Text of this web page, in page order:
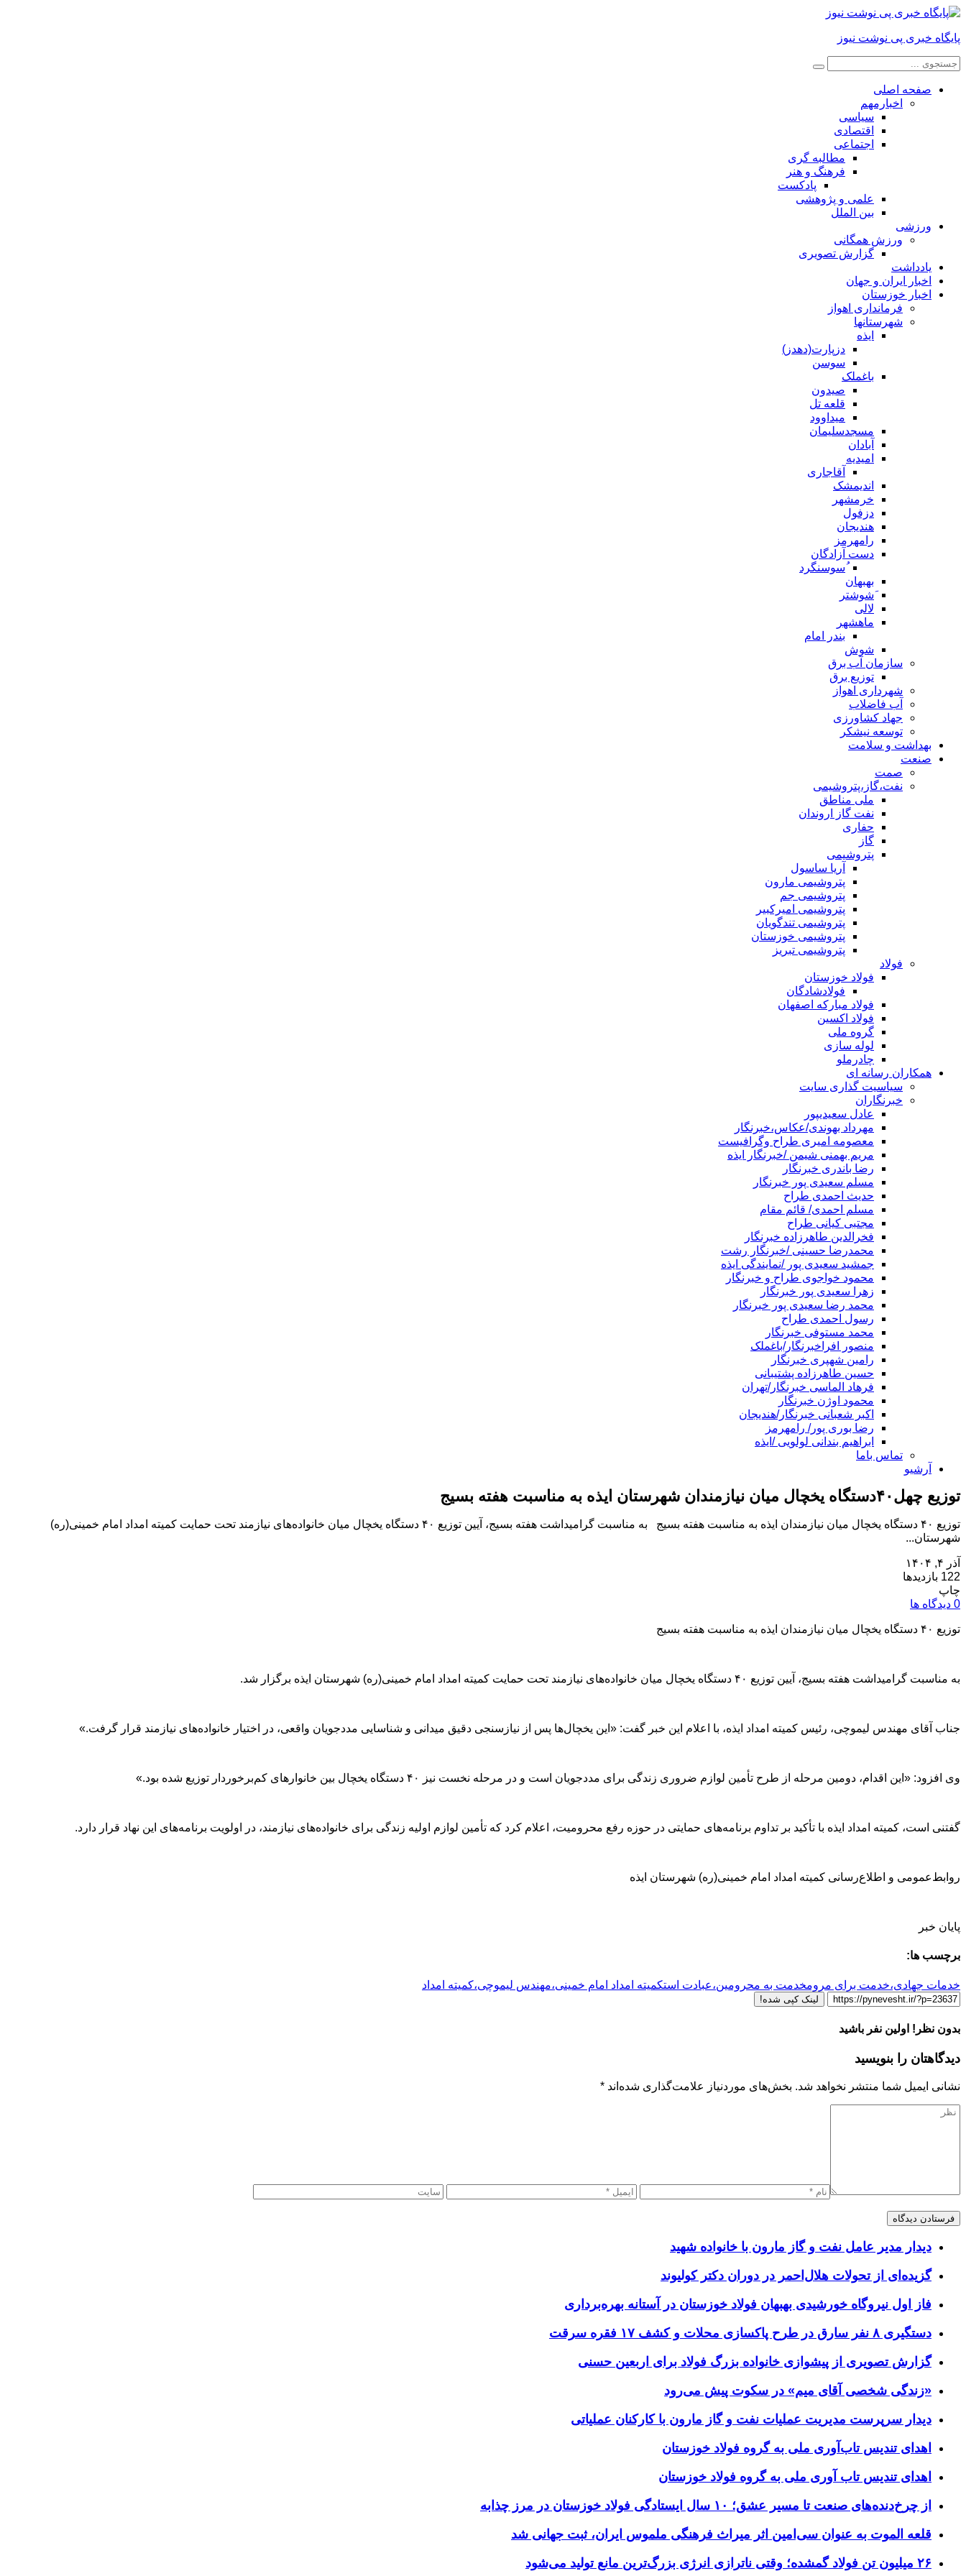
پایگاه خبری پی نوشت نیوز
صفحه اصلی
اخبارمهم
سیاسی
اقتصادی
اجتماعی
مطالبه گری
فرهنگ و هنر
پادکست
علمی و پژوهشی
بین الملل
ورزشی
ورزش همگانی
گزارش تصویری
یادداشت
اخبار ایران و جهان
اخبار خوزستان
فرمانداری اهواز
شهرستانها
ایذه
دزپارت(دهدز)
سوسن
باغملک
صیدون
قلعه تل
میداوود
مسجدسلیمان
آبادان
امیدیه
آقاجاری
اندیمشک
خرمشهر
دزفول
هندیجان
رامهرمز
دست آزادگان
ُسوسنگرد
بهبهان
َشوشتر
لالی
ماهشهر
بندر امام
شوش
سازمان آب برق
توزیع برق
شهرداری اهواز
آب فاضلاب
جهاد کشاورزی
توسعه نیشکر
بهداشت و سلامت
صنعت
صمت
نفت،گاز،پتروشیمی
ملی مناطق
نفت گاز اروندان
حفاری
گاز
پتروشیمی
آریا ساسول
پتروشیمی مارون
پتروشیمی جم
پتروشیمی امیرکبیر
پتروشیمی تندگویان
پتروشیمی خوزستان
پتروشیمی تبریز
فولاد
فولاد خوزستان
فولادشادگان
فولاد مبارکه اصفهان
فولاد اکسین
گروه ملی
لوله سازی
چادرملو
همکاران رسانه ای
سیاسیت گذاری سایت
خبرنگاران
عادل سعیدیپور
مهرداد بهوندی/عکاس،خبرنگار
معصومه امیری طراح وگرافیست
مریم بهمنی شیمن /خبرنگار ایذه
رضا باندری خبرنگار
مسلم سعیدی پور خبرنگار
حدیث احمدی طراح
مسلم احمدی/ قائم مقام
مجتبی کیانی طراح
فخرالدین طاهرزاده خبرنگار
محمدرضا حسینی /خبرنگار رشت
جمشید سعیدی پور /نمایندگی ایذه
محمود خواجوی طراح و خبرنگار
زهرا سعیدی پور خبرنگار
محمد رضا سعیدی پور خبرنگار
رسول احمدی طراح
محمد مستوفی خبرنگار
منصور افراخبرنگار/باغملک
رامین شهپری خبرنگار
حسین طاهرزاده پشتیبانی
فرهاد الماسی خبرنگار/تهران
محمود اوژن خبرنگار
اکبر شعبانی خبرنگار/هندیجان
رضا بوری پور/ رامهرمز
ابراهیم بندانی لولویی /ایذه
تماس باما
آرشیو
توزیع چهل۴۰دستگاه یخچال میان نیازمندان شهرستان ایذه به مناسبت هفته بسیج
توزیع ۴۰ دستگاه یخچال میان نیازمندان ایذه به مناسبت هفته بسیج به مناسبت گرامیداشت هفته بسیج، آیین توزیع ۴۰ دستگاه یخچال میان خانواده‌های نیازمند تحت حمایت کمیته امداد امام خمینی(ره)
شهرستان...
آذر ۴, ۱۴۰۴
122 بازدیدها
چاپ
0 دیدگاه ها
توزیع ۴۰ دستگاه یخچال میان نیازمندان ایذه به مناسبت هفته بسیج
به مناسبت گرامیداشت هفته بسیج، آیین توزیع ۴۰ دستگاه یخچال میان خانواده‌های نیازمند تحت حمایت کمیته امداد امام خمینی(ره) شهرستان ایذه برگزار شد.
جناب آقای مهندس لیموچی، رئیس کمیته امداد ایذه، با اعلام این خبر گفت: «این یخچال‌ها پس از نیازسنجی دقیق میدانی و شناسایی مددجویان واقعی، در اختیار خانواده‌های نیازمند قرار گرفت.»
وی افزود: «این اقدام، دومین مرحله از طرح تأمین لوازم ضروری زندگی برای مددجویان است و در مرحله نخست نیز ۴۰ دستگاه یخچال بین خانوارهای کم‌برخوردار توزیع شده بود.»
گفتنی است، کمیته امداد ایذه با تأکید بر تداوم برنامه‌های حمایتی در حوزه رفع محرومیت، اعلام کرد که تأمین لوازم اولیه زندگی برای خانواده‌های نیازمند، در اولویت برنامه‌های این نهاد قرار دارد.
روابط‌عمومی و اطلاع‌رسانی کمیته امداد امام خمینی(ره) شهرستان ایذه
پایان خبر
برچسب ها:
خدمات جهادی،خدمت برای مرومخدمت به محرومین،عبادت استکمیته امداد امام خمینی،مهندس لیموچی،کمیته امداد
لینک کپی شده!
بدون نظر! اولین نفر باشید
دیدگاهتان را بنویسید
نشانی ایمیل شما منتشر نخواهد شد. بخش‌های موردنیاز علامت‌گذاری شده‌اند *
دیدار مدیر عامل نفت و گاز مارون با خانواده شهید
گزیده‌ای از تحولات هلال‌احمر در دوران دکتر کولیوند
فاز اول نیروگاه خورشیدی بهبهان فولاد خوزستان در آستانه بهره‌برداری
دستگیری ۸ نفر سارق در طرح پاکسازی محلات و کشف ۱۷ فقره سرقت
گزارش تصویری از پیشوازی خانواده بزرگ فولاد برای اربعین حسنی
«زندگی شخصی آقای میم» در سکوت پیش می‌رود
دیدار سرپرست مدیریت عملیات نفت و گاز مارون با کارکنان عملیاتی
اهدای تندیس تاب‌آوری ملی به گروه فولاد خوزستان
اهدای تندیس تاب آوری ملی به گروه فولاد خوزستان
از چرخ‌دنده‌های صنعت تا مسیر عشق؛ ۱۰ سال ایستادگی فولاد خوزستان در مرز چذابه
قلعه الموت به عنوان سی‌امین اثر میراث‌ فرهنگی ملموس ایران، ثبت جهانی شد
۲۶ میلیون تن فولاد گمشده؛ وقتی ناترازی انرژی بزرگ‌ترین مانع تولید می‌شود